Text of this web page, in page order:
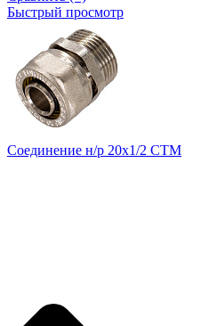
Быстрый просмотр
Соединение н/р 20х1/2 CTM